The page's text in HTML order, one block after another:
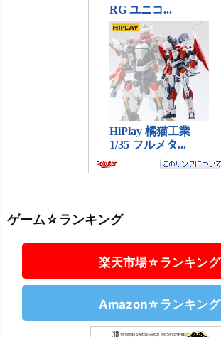
ゲーム☆ランキング
楽天市場☆ランキング
Amazon☆ランキング